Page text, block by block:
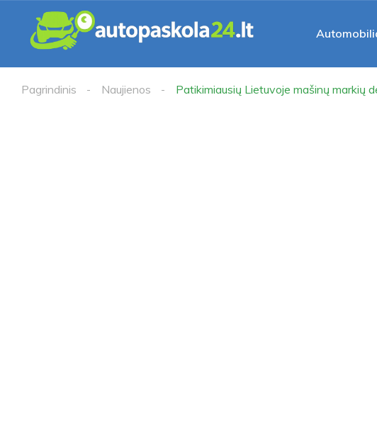
Pagrindinis Naujienos Patikimiausių Lietuvoje mašinų markių